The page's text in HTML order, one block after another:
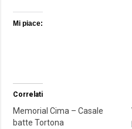
Mi piace:
Correlati
Memorial Cima – Casale
batte Tortona